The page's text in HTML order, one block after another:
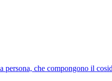
che compongono il